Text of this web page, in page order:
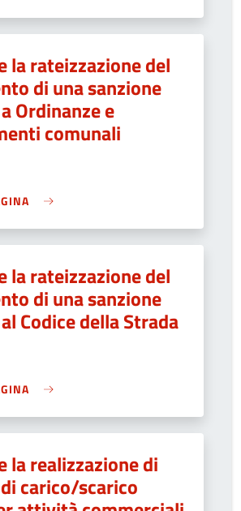
la rateizzazione del
di una sanzione
Ordinanze e
comunali
la rateizzazione del
di una sanzione
Codice della Strada
la realizzazione di
carico/scarico